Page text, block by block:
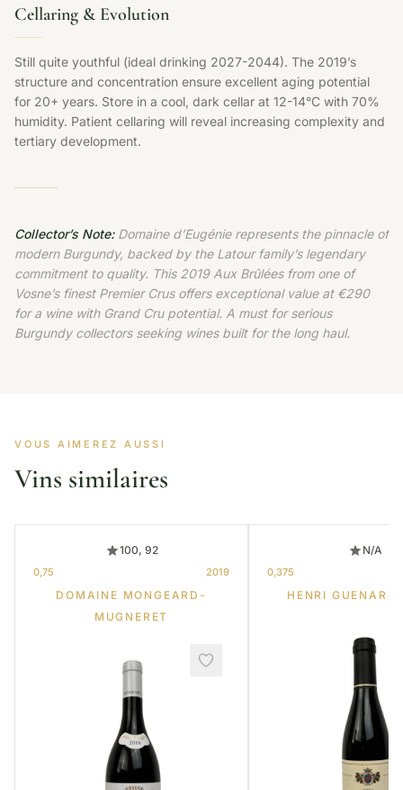
Cellaring & Evolution
Still quite youthful (ideal drinking 2027-2044). The 2019’s
structure and concentration ensure excellent aging potential
for 20+ years. Store in a cool, dark cellar at 12-14°C with 70%
humidity. Patient cellaring will reveal increasing complexity and
tertiary development.
Collector’s Note:Domaine d’Eugénie represents the pinnacle of
modern Burgundy, backed by the Latour family’s legendary
commitment to quality. This 2019 Aux Brûlées from one of
Vosne’s finest Premier Crus offers exceptional value at €290
for a wine with Grand Cru potential. A must for serious
Burgundy collectors seeking wines built for the long haul.
VOUS AIMEREZ AUSSI
Vins similaires
100, 92
0,75 2019
DOMAINE MONGEARD-
MUGNERET
N/A
0,375
HENRI GUENARD